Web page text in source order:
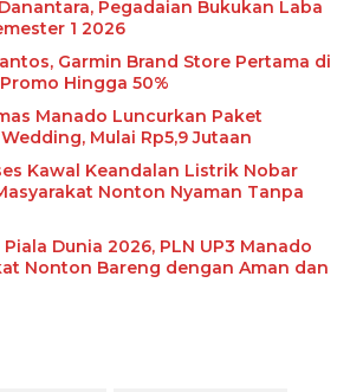
Pegadaian Bukukan Laba
1 2026
Garmin Brand Store Pertama di
Hingga 50%
Manado Luncurkan Paket
Mulai Rp5,9 Jutaan
Kawal Keandalan Listrik Nobar
Nonton Nyaman Tanpa
Dunia 2026, PLN UP3 Manado
Nonton Bareng dengan Aman dan